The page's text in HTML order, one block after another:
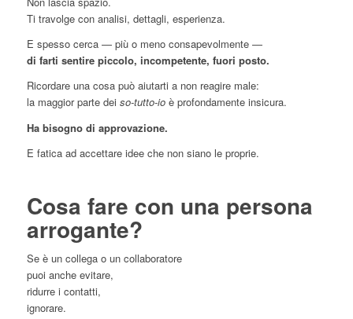
Ti travolge con analisi, dettagli, esperienza.
E spesso cerca — più o meno consapevolmente —
di farti sentire piccolo, incompetente, fuori posto.
Ricordare una cosa può aiutarti a non reagire male:
la maggior parte dei so-tutto-ioè profondamente insicura.
Ha bisogno di approvazione.
E fatica ad accettare idee che non siano le proprie.
Cosa fare con una persona
arrogante?
Se è un collega o un collaboratore
puoi anche evitare,
ridurre i contatti,
ignorare.